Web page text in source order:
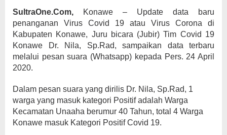
SultraOne.Com, Konawe – Update data baru
penanganan Virus Covid 19 atau Virus Corona di
Kabupaten Konawe, Juru bicara (Jubir) Tim Covid 19
Konawe Dr. Nila, Sp.Rad, sampaikan data terbaru
melalui pesan suara (Whatsapp) kepada Pers. 24 April
2020.
Dalam pesan suara yang dirilis Dr. Nila, Sp.Rad, 1
warga yang masuk kategori Positif adalah Warga
Kecamatan Unaaha berumur 40 Tahun, total 4 Warga
Konawe masuk Kategori Positif Covid 19.